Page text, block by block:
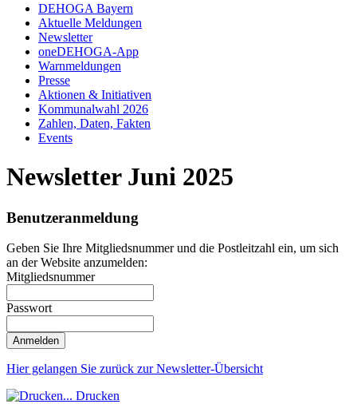
DEHOGA Bayern
Aktuelle Meldungen
Newsletter
oneDEHOGA-App
Warnmeldungen
Presse
Aktionen & Initiativen
Kommunalwahl 2026
Zahlen, Daten, Fakten
Events
Newsletter Juni 2025
Benutzeranmeldung
Geben Sie Ihre Mitgliedsnummer und die Postleitzahl ein, um sich
an der Website anzumelden:
Mitgliedsnummer
Passwort
Hier gelangen Sie zurück zur Newsletter-Übersicht
Drucken